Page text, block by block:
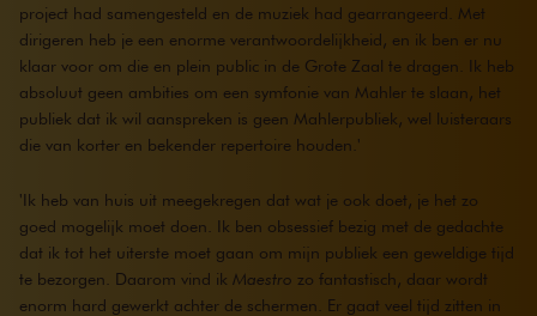
project had samengesteld en de muziek had gearrangeerd. Met
dirigeren heb je een enorme verantwoordelijkheid, en ik ben er nu
klaar voor om die en plein public in de Grote Zaal te dragen. Ik heb
absoluut geen ambities om een symfonie van Mahler te slaan, het
publiek dat ik wil aanspreken is geen Mahlerpubliek, wel luisteraars
die van korter en bekender repertoire houden.'
'Ik heb van huis uit meegekregen dat wat je ook doet, je het zo
goed mogelijk moet doen. Ik ben obsessief bezig met de gedachte
dat ik tot het uiterste moet gaan om mijn publiek een geweldige tijd
te bezorgen. Daarom vind ik Maestro zo fantastisch, daar wordt
enorm hard gewerkt achter de schermen. Er gaat veel tijd zitten in